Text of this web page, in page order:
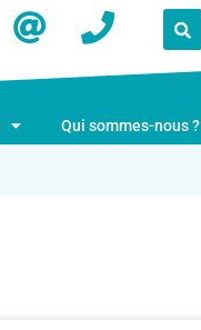
Qui sommes-nous ?